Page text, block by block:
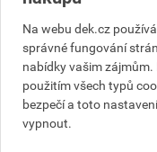
celkem s DPH
Na webu dek.cz
správné fungování
nabídky vašim zájmům.
použitím všech typů
bezpečí a toto
vypnout.